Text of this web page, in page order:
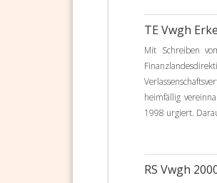
TE Vwgh
Mit Schreiben
heimfällig
1998 urgiert.
RS Vwgh